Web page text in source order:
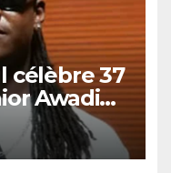
célèbre 37
Awadi